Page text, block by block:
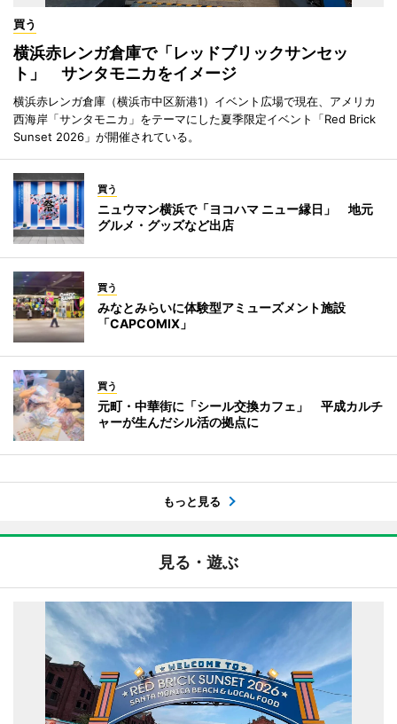
買う
横浜赤レンガ倉庫で「レッドブリックサンセッ
ト」 サンタモニカをイメージ
横浜赤レンガ倉庫（横浜市中区新港1）イベント広場で現在、アメリカ
西海岸「サンタモニカ」をテーマにした夏季限定イベント「Red Brick
Sunset 2026」が開催されている。
買う
ニュウマン横浜で「ヨコハマ ニュー縁日」 地元
グルメ・グッズなど出店
買う
みなとみらいに体験型アミューズメント施設
「CAPCOMIX」
買う
元町・中華街に「シール交換カフェ」 平成カルチ
ャーが生んだシル活の拠点に
もっと見る
見る・遊ぶ